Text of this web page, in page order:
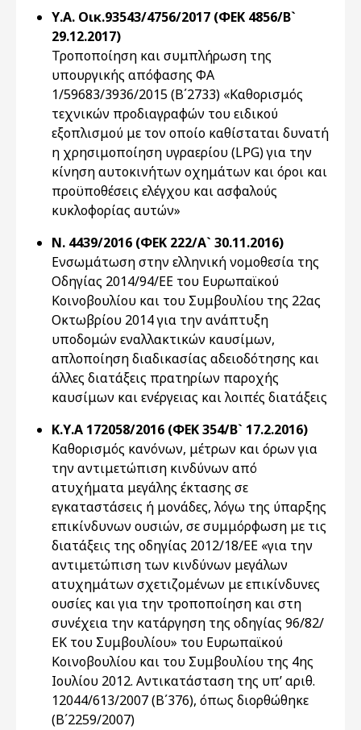
Υ.Α. Οικ.93543/4756/2017 (ΦΕΚ 4856/Β`
29.12.2017)
Τροποποίηση και συμπλήρωση της
υπουργικής απόφασης ΦΑ
1/59683/3936/2015 (Β΄2733) «Καθορισμός
τεχνικών προδιαγραφών του ειδικού
εξοπλισμού με τον οποίο καθίσταται δυνατή
η χρησιμοποίηση υγραερίου (LPG) για την
κίνηση αυτοκινήτων οχημάτων και όροι και
προϋποθέσεις ελέγχου και ασφαλούς
κυκλοφορίας αυτών»
Ν. 4439/2016 (ΦΕΚ 222/Α` 30.11.2016)
Ενσωμάτωση στην ελληνική νομοθεσία της
Οδηγίας 2014/94/ΕΕ του Ευρωπαϊκού
Κοινοβουλίου και του Συμβουλίου της 22ας
Οκτωβρίου 2014 για την ανάπτυξη
υποδομών εναλλακτικών καυσίμων,
απλοποίηση διαδικασίας αδειοδότησης και
άλλες διατάξεις πρατηρίων παροχής
καυσίμων και ενέργειας και λοιπές διατάξεις
Κ.Υ.Α 172058/2016 (ΦΕΚ 354/Β` 17.2.2016)
Καθορισμός κανόνων, μέτρων και όρων για
την αντιμετώπιση κινδύνων από
ατυχήματα μεγάλης έκτασης σε
εγκαταστάσεις ή μονάδες, λόγω της ύπαρξης
επικίνδυνων ουσιών, σε συμμόρφωση με τις
διατάξεις της οδηγίας 2012/18/ΕΕ «για την
αντιμετώπιση των κινδύνων μεγάλων
ατυχημάτων σχετιζομένων με επικίνδυνες
ουσίες και για την τροποποίηση και στη
συνέχεια την κατάργηση της οδηγίας 96/82/
ΕΚ του Συμβουλίου» του Ευρωπαϊκού
Κοινοβουλίου και του Συμβουλίου της 4ης
Ιουλίου 2012. Αντικατάσταση της υπ’ αριθ.
12044/613/2007 (Β΄376), όπως διορθώθηκε
(Β΄2259/2007)